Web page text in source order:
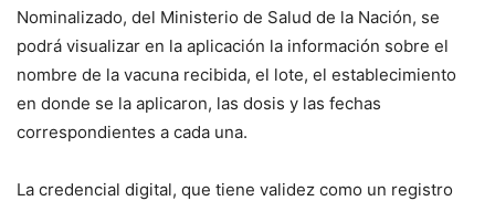
Nominalizado, del Ministerio de Salud de la Nación, se
podrá visualizar en la aplicación la información sobre el
nombre de la vacuna recibida, el lote, el establecimiento
en donde se la aplicaron, las dosis y las fechas
correspondientes a cada una.
La credencial digital, que tiene validez como un registro